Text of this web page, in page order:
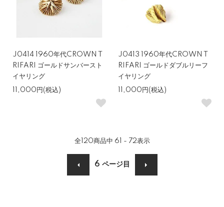
J0414 1960年代CROWN T
RIFARI ゴールドサンバースト
イヤリング
11,000円(税込)
J0413 1960年代CROWN T
RIFARI ゴールドダブルリーフ
イヤリング
11,000円(税込)
全120商品中 61 - 72表示
6 ページ目